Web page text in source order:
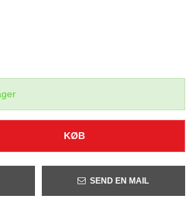
KØB
SEND EN MAIL